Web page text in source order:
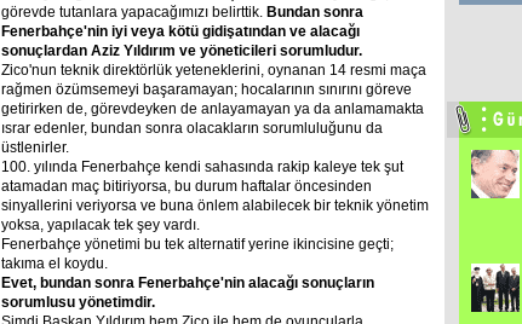
görevde tutanlara yapacağımızı belirttik. Bundan sonra
Fenerbahçe'nin iyi veya kötü gidişatından ve alacağı
sonuçlardan Aziz Yıldırım ve yöneticileri sorumludur.
Zico'nun teknik direktörlük yeteneklerini, oynanan 14 resmi maça
rağmen özümsemeyi başaramayan; hocalarının sınırını göreve
getirirken de, görevdeyken de anlayamayan ya da anlamamakta
ısrar edenler, bundan sonra olacakların sorumluluğunu da
üstlenirler.
100. yılında Fenerbahçe kendi sahasında rakip kaleye tek şut
atamadan maç bitiriyorsa, bu durum haftalar öncesinden
sinyallerini veriyorsa ve buna önlem alabilecek bir teknik yönetim
yoksa, yapılacak tek şey vardı.
Fenerbahçe yönetimi bu tek alternatif yerine ikincisine geçti;
takıma el koydu.
Evet, bundan sonra Fenerbahçe'nin alacağı sonuçların
sorumlusu yönetimdir.